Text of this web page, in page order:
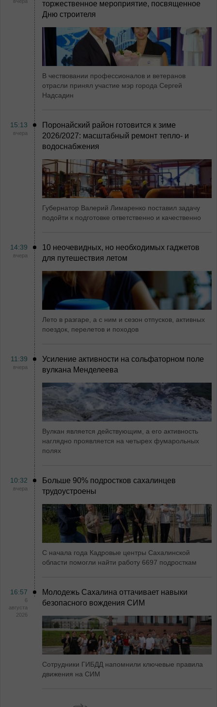
торжественное мероприятие, посвященное
Дню строителя
В чествовании профессионалов и ветеранов
отрасли принял участие мэр города Сергей
Надсадин
15:13
вчера
Поронайский район готовится к зиме
2026/2027: масштабный ремонт тепло- и
водоснабжения
Губернатор Валерий Лимаренко поставил задачу
подойти к подготовке ответственно и качественно
14:39
вчера
10 неочевидных, но необходимых гаджетов
для путешествия летом
Лето в разгаре, а с ним и сезон отпусков, активных
поездок, перелетов и походов
11:39
вчера
Усиление активности на сольфаторном поле
вулкана Менделеева
Вулкан является действующим, а его активность
наглядно проявляется на четырех фумарольных
полях
10:32
вчера
Больше 90% подростков сахалинцев
трудоустроены
С начала года Кадровые центры Сахалинской
области помогли найти работу 6697 подросткам
16:57
6
августа
2026
Молодежь Сахалина оттачивает навыки
безопасного вождения СИМ
Сотрудники ГИБДД напомнили ключевые правила
движения на СИМ